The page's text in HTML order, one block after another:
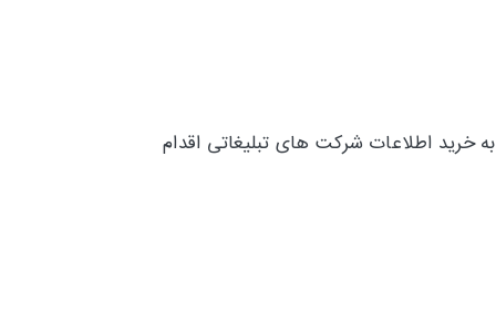
خرید اطلاعات شرکت های تبلیغاتی اقدام